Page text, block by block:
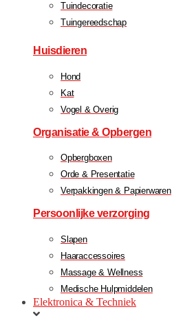
Tuindecoratie
Tuingereedschap
Huisdieren
Hond
Kat
Vogel & Overig
Organisatie & Opbergen
Opbergboxen
Orde & Presentatie
Verpakkingen & Papierwaren
Persoonlijke verzorging
Slapen
Haaraccessoires
Massage & Wellness
Medische Hulpmiddelen
Elektronica & Techniek